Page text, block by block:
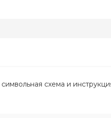
схема и